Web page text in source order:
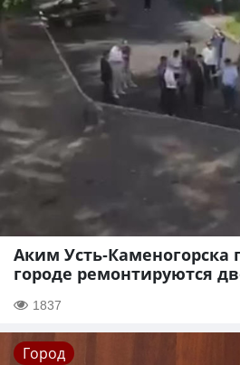
Аким Усть-Каменогорска
городе ремонтируются
1837
Город